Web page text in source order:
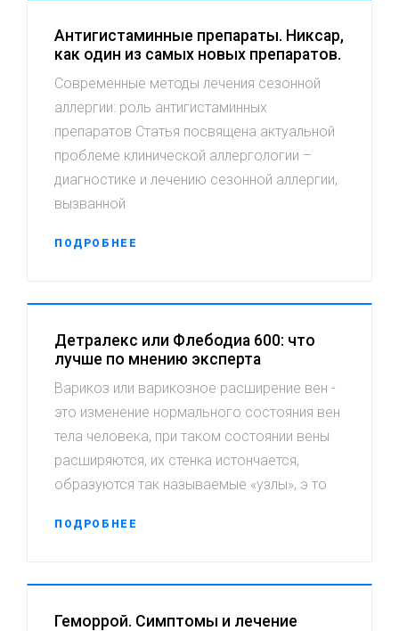
Антигистаминные препараты. Никсар,
как один из самых новых препаратов.
Современные методы лечения сезонной
аллергии: роль антигистаминных
препаратов Статья посвящена актуальной
проблеме клинической аллергологии –
диагностике и лечению сезонной аллергии,
вызванной
ПОДРОБНЕЕ
Детралекс или Флебодиа 600: что
лучше по мнению эксперта
Варикоз или варикозное расширение вен -
это изменение нормального состояния вен
тела человека, при таком состоянии вены
расширяются, их стенка истончается,
образуются так называемые «узлы», э то
ПОДРОБНЕЕ
Геморрой. Симптомы и лечение